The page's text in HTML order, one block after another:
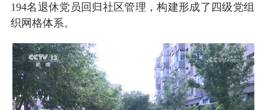
194名退休党员回归社区管理，构建形成了四级党组
织网格体系。